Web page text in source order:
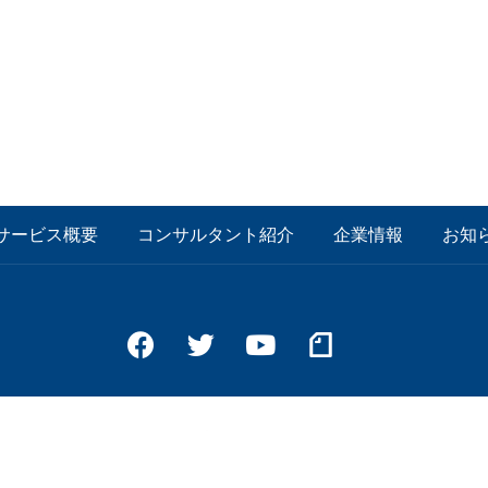
ービス概要 コンサルタント紹介 企業情報 お知